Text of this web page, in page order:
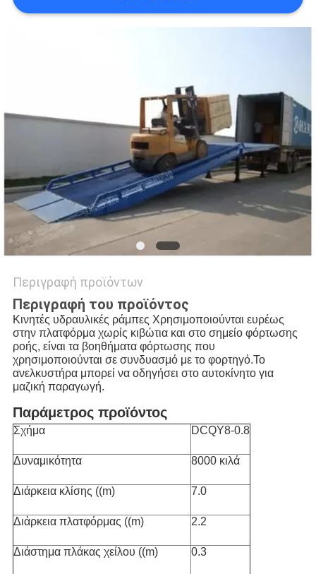
Περιγραφή προϊόντων
Περιγραφή του προϊόντος
Κινητές υδραυλικές ράμπες Χρησιμοποιούνται ευρέως
στην πλατφόρμα χωρίς κιβώτια και στο σημείο φόρτωσης
ροής, είναι τα βοηθήματα φόρτωσης που
χρησιμοποιούνται σε συνδυασμό με το φορτηγό.Το
ανελκυστήρα μπορεί να οδηγήσει στο αυτοκίνητο για
μαζική παραγωγή.
Παράμετρος προϊόντος
Σχήμα DCQY8-0.8
Δυναμικότητα 8000 κιλά
Διάρκεια κλίσης ((m) 7.0
Διάρκεια πλατφόρμας ((m) 2.2
Διάστημα πλάκας χείλου ((m) 0.3